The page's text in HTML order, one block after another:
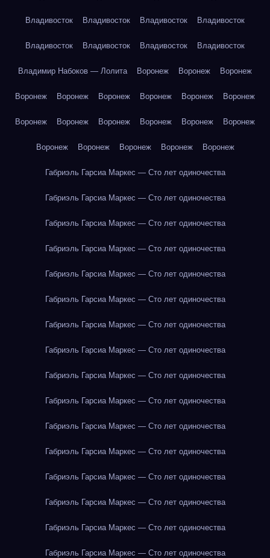
Владивосток Владивосток Владивосток Владивосток
Владивосток Владивосток Владивосток Владивосток
Владимир Набоков — Лолита Воронеж Воронеж Воронеж
Воронеж Воронеж Воронеж Воронеж Воронеж Воронеж
Воронеж Воронеж Воронеж Воронеж Воронеж Воронеж
Воронеж Воронеж Воронеж Воронеж Воронеж
Габриэль Гарсиа Маркес — Сто лет одиночества
Габриэль Гарсиа Маркес — Сто лет одиночества
Габриэль Гарсиа Маркес — Сто лет одиночества
Габриэль Гарсиа Маркес — Сто лет одиночества
Габриэль Гарсиа Маркес — Сто лет одиночества
Габриэль Гарсиа Маркес — Сто лет одиночества
Габриэль Гарсиа Маркес — Сто лет одиночества
Габриэль Гарсиа Маркес — Сто лет одиночества
Габриэль Гарсиа Маркес — Сто лет одиночества
Габриэль Гарсиа Маркес — Сто лет одиночества
Габриэль Гарсиа Маркес — Сто лет одиночества
Габриэль Гарсиа Маркес — Сто лет одиночества
Габриэль Гарсиа Маркес — Сто лет одиночества
Габриэль Гарсиа Маркес — Сто лет одиночества
Габриэль Гарсиа Маркес — Сто лет одиночества
Габриэль Гарсиа Маркес — Сто лет одиночества